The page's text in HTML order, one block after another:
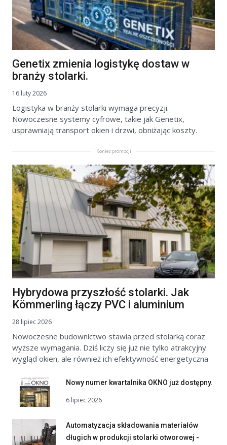
Genetix zmienia logistykę dostaw w
branży stolarki.
16 luty 2026
Logistyka w branży stolarki wymaga precyzji.
Nowoczesne systemy cyfrowe, takie jak Genetix,
usprawniają transport okien i drzwi, obniżając koszty.
Koniec promocji
Hybrydowa przyszłość stolarki. Jak
Kömmerling łączy PVC i aluminium
28 lipiec 2026
Nowoczesne budownictwo stawia przed stolarką coraz
wyższe wymagania. Dziś liczy się już nie tylko atrakcyjny
wygląd okien, ale również ich efektywność energetyczna
Nowy numer kwartalnika OKNO już dostępny.
6 lipiec 2026
Automatyzacja składowania materiałów
długich w produkcji stolarki otworowej -